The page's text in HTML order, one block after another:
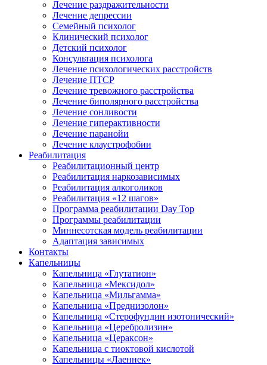
Лечение раздражительности
Лечение депрессии
Семейный психолог
Клинический психолог
Детский психолог
Консультация психолога
Лечение психологических расстройств
Лечение ПТСР
Лечение тревожного расстройства
Лечение биполярного расстройства
Лечение сонливости
Лечение гиперактивности
Лечение паранойи
Лечение клаустрофобии
Реабилитация
Реабилитационный центр
Реабилитация наркозависимых
Реабилитация алкоголиков
Реабилитация «12 шагов»
Программа реабилитации Day Top
Программы реабилитации
Миннесотская модель реабилитации
Адаптация зависимых
Контакты
Капельницы
Капельница «Глутатион»
Капельница «Мексидол»
Капельница «Мильгамма»
Капельница «Преднизолон»
Капельница «Стерофундин изотонический»
Капельница «Церебролизин»
Капельница «Цераксон»
Капельница с тиоктовой кислотой
Капельницы «Лаеннек»